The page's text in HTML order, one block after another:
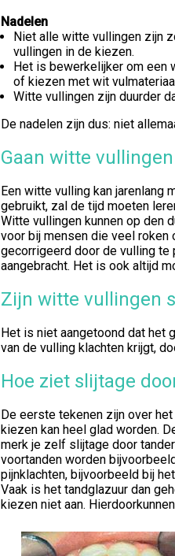
Nadelen
Niet alle witte vullingen zijn
vullingen in de kiezen.
Het is bewerkelijker om een
of kiezen met wit
Witte vullingen zijn duurder
De nadelen zijn dus: niet
Gaan witte
Een witte vulling kan jarenlang
gebruikt, zal de tijd moeten
Witte vullingen kunnen op den
voor bij mensen die veel roken
gecorrigeerd door de vulling te
aangebracht. Het is ook altijd
Zijn witte vullingen
Het is niet aangetoond dat het
van de vulling klachten krijgt,
Hoe ziet slijtage
De eerste tekenen zijn over
kiezen kan heel glad worden.
merk je zelf slijtage door
voortanden worden
pijnklachten, bijvoorbeeld bij
Vaak is het tandglazuur dan
kiezen niet aan.